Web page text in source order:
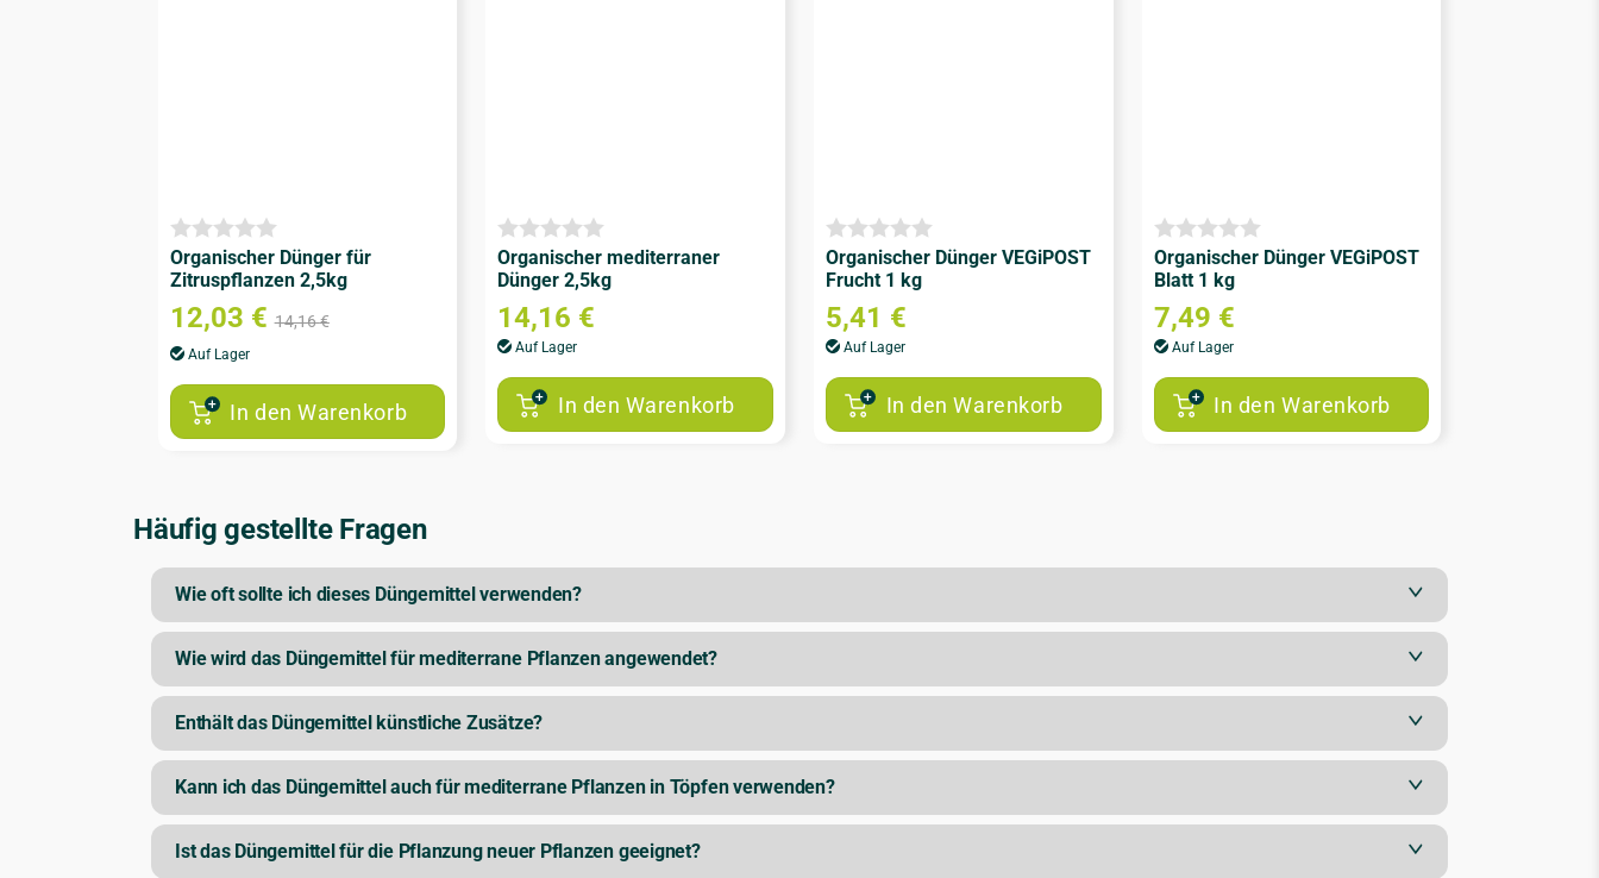
Organischer Dünger für
Zitruspflanzen 2,5kg
14,16€
12,03 €
Auf Lager
In den Warenkorb
Organischer mediterraner
Dünger 2,5kg
14,16 €
Auf Lager
In den Warenkorb
Organischer Dünger VEGiPOST
Frucht 1 kg
5,41 €
Auf Lager
In den Warenkorb
Organischer Dünger VEGiPOST
Blatt 1 kg
7,49 €
Auf Lager
In den Warenkorb
Häufig gestellte Fragen
Wie oft sollte ich dieses Düngemittel verwenden?
Wie wird das Düngemittel für mediterrane Pflanzen angewendet?
Enthält das Düngemittel künstliche Zusätze?
Kann ich das Düngemittel auch für mediterrane Pflanzen in Töpfen verwenden?
Ist das Düngemittel für die Pflanzung neuer Pflanzen geeignet?